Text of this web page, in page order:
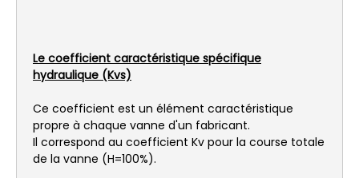
Le coefficient caractéristique spécifique
hydraulique (Kvs)
Ce coefficient est un élément caractéristique
propre à chaque vanne d'un fabricant.
Il correspond au coefficient Kv pour la course totale
de la vanne (H=100%).